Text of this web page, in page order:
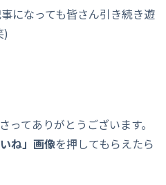
になっても皆さん引き続き遊
)
ってありがとうございます。
ね」画像を押してもらえたら